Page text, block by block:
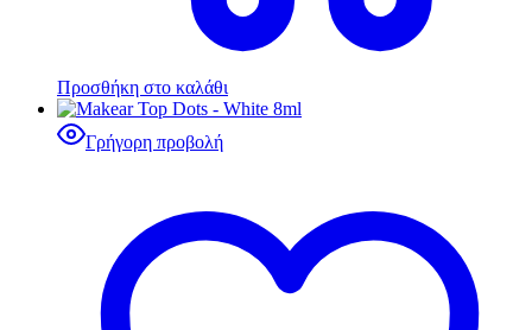
Προσθήκη στο καλάθι
Γρήγορη προβολή